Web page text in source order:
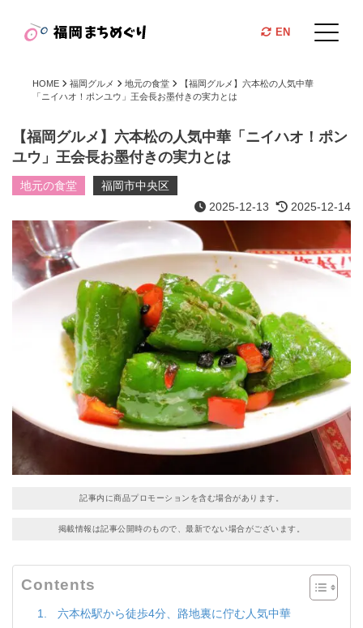
EN
HOME 福岡グルメ 地元の食堂
【福岡グルメ】六本松の人気中華
「ニイハオ！ポンユウ」王会長お墨付きの実力とは
【福岡グルメ】六本松の人気中華「ニイハオ！ポン
ユウ」王会長お墨付きの実力とは
地元の食堂
福岡市中央区
2025-12-13
2025-12-14
記事内に商品プロモーションを含む場合があります。
掲載情報は記事公開時のもので、最新でない場合がございます。
Contents
六本松駅から徒歩4分、路地裏に佇む人気中華